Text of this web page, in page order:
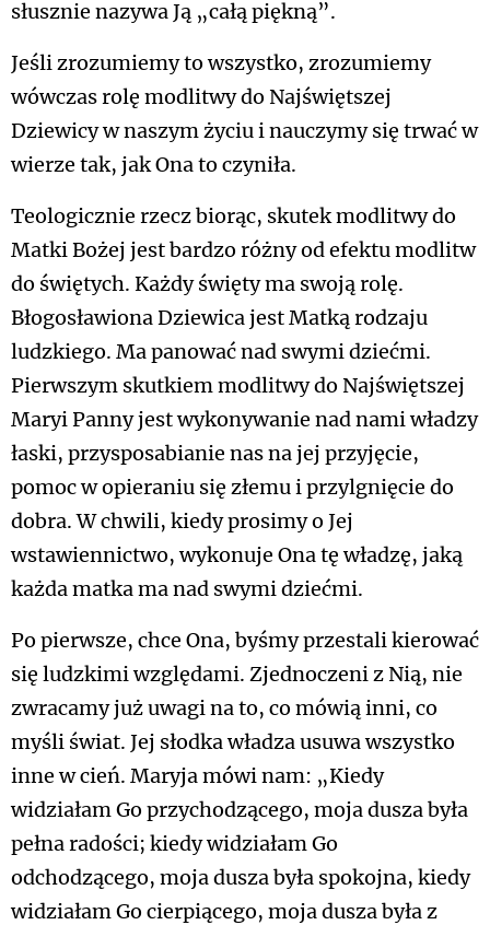
słusznie nazywa Ją „całą piękną”.
Jeśli zrozumiemy to wszystko, zrozumiemy
wówczas rolę modlitwy do Najświętszej
Dziewicy w naszym życiu i nauczymy się trwać w
wierze tak, jak Ona to czyniła.
Teologicznie rzecz biorąc, skutek modlitwy do
Matki Bożej jest bardzo różny od efektu modlitw
do świętych. Każdy święty ma swoją rolę.
Błogosławiona Dziewica jest Matką rodzaju
ludzkiego. Ma panować nad swymi dziećmi.
Pierwszym skutkiem modlitwy do Najświętszej
Maryi Panny jest wykonywanie nad nami władzy
łaski, przysposabianie nas na jej przyjęcie,
pomoc w opieraniu się złemu i przylgnięcie do
dobra. W chwili, kiedy prosimy o Jej
wstawiennictwo, wykonuje Ona tę władzę, jaką
każda matka ma nad swymi dziećmi.
Po pierwsze, chce Ona, byśmy przestali kierować
się ludzkimi względami. Zjednoczeni z Nią, nie
zwracamy już uwagi na to, co mówią inni, co
myśli świat. Jej słodka władza usuwa wszystko
inne w cień. Maryja mówi nam: „Kiedy
widziałam Go przychodzącego, moja dusza była
pełna radości; kiedy widziałam Go
odchodzącego, moja dusza była spokojna, kiedy
widziałam Go cierpiącego, moja dusza była z